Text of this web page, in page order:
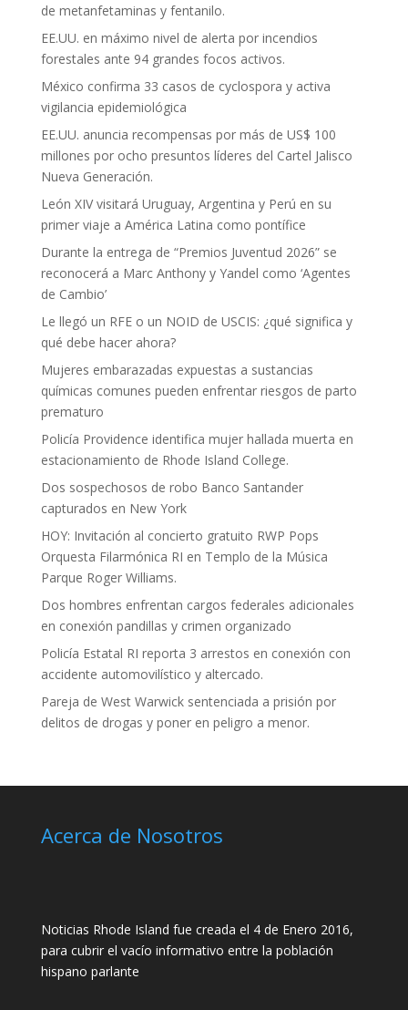
de metanfetaminas y fentanilo.
EE.UU. en máximo nivel de alerta por incendios
forestales ante 94 grandes focos activos.
México confirma 33 casos de cyclospora y activa
vigilancia epidemiológica
EE.UU. anuncia recompensas por más de US$ 100
millones por ocho presuntos líderes del Cartel Jalisco
Nueva Generación.
León XIV visitará Uruguay, Argentina y Perú en su
primer viaje a América Latina como pontífice
Durante la entrega de “Premios Juventud 2026” se
reconocerá a Marc Anthony y Yandel como ‘Agentes
de Cambio’
Le llegó un RFE o un NOID de USCIS: ¿qué significa y
qué debe hacer ahora?
Mujeres embarazadas expuestas a sustancias
químicas comunes pueden enfrentar riesgos de parto
prematuro
Policía Providence identifica mujer hallada muerta en
estacionamiento de Rhode Island College.
Dos sospechosos de robo Banco Santander
capturados en New York
HOY: Invitación al concierto gratuito RWP Pops
Orquesta Filarmónica RI en Templo de la Música
Parque Roger Williams.
Dos hombres enfrentan cargos federales adicionales
en conexión pandillas y crimen organizado
Policía Estatal RI reporta 3 arrestos en conexión con
accidente automovilístico y altercado.
Pareja de West Warwick sentenciada a prisión por
delitos de drogas y poner en peligro a menor.
Acerca de Nosotros
Noticias Rhode Island fue creada el 4 de Enero 2016,
para cubrir el vacío informativo entre la población
hispano parlante